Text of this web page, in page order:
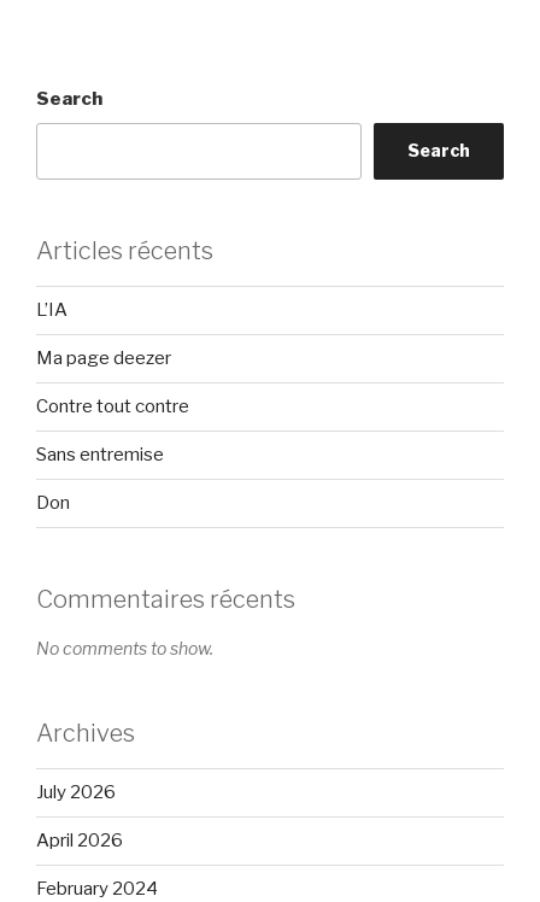
Search
Search
Articles récents
L’IA
Ma page deezer
Contre tout contre
Sans entremise
Don
Commentaires récents
No comments to show.
Archives
July 2026
April 2026
February 2024